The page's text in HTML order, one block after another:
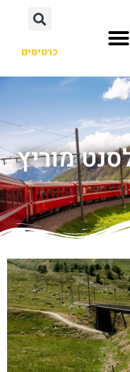
כרטיסים
מוריץ